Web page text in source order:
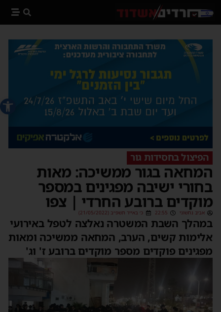
פתח
הפיצול בחסידות גור
המחאה בגור ממשיכה: מאות
בחורי ישיבה מפגינים במספר
מוקדים ברובע החרדי | צפו
אביב נחשוני 22:55 כ׳ באייר תשפ״ב (21/05/2022)
במהלך השבת המשטרה נאלצה לטפל באירועי
אלימות קשים, הערב, המחאה ממשיכה ומאות
מפגינים פוקדים מספר מוקדים ברובע ז' וג'